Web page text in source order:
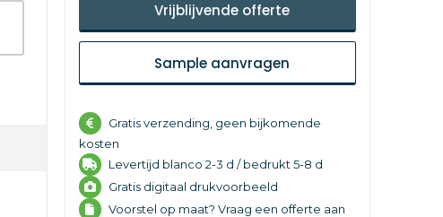
Vrijblijvende offerte
Sample aanvragen
Gratis verzending, geen bijkomende
kosten
Levertijd blanco 2-3 d / bedrukt 5-8 d
Gratis digitaal drukvoorbeeld
Voorstel op maat? Vraag een offerte aan